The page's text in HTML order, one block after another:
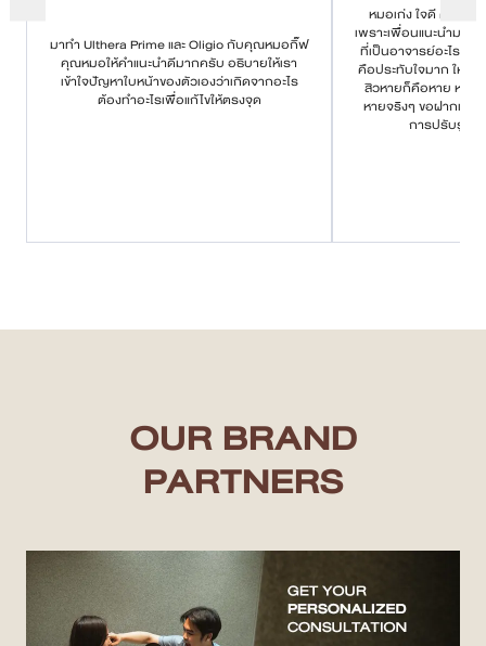
มาทำ Ulthera Prime และ Oligio กับคุณหมอกิ๊ฟ
คุณหมอให้คำแนะนำดีมากครับ อธิบายให้เรา
เข้าใจปัญหาใบหน้าของตัวเองว่าเกิดจากอะไร
ต้องทำอะไรเพื่อแก้ไขให้ตรงจุด
หมอเก่ง ใจดี ค่อยๆอ
เพราะเพื่อนแนะนำมา
ที่เป็นอาจารย์อะไรกัน
คือประทับใจมาก ให้คำ
สิวหายก็คือหาย หาย
หายจริงๆ ขอฝากเนื้
การปรับรูปห
OUR BRAND
PARTNERS